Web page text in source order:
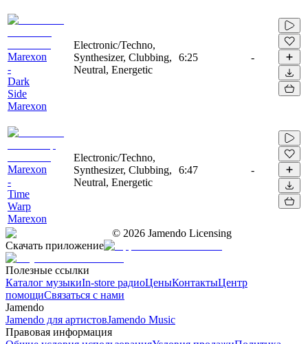
Marexon
-
Dark
Side
Marexon
Electronic/Techno,
Synthesizer, Clubbing,
Neutral, Energetic
6:25 -
Marexon
-
Time
Warp
Marexon
Electronic/Techno,
Synthesizer, Clubbing,
Neutral, Energetic
6:47 -
© 2026 Jamendo Licensing
Скачать приложение
Полезные ссылки
Каталог музыкиIn-store радиоЦеныКонтактыЦентр
помощиСвязаться с нами
Jamendo
Jamendo для артистовJamendo Music
Правовая информация